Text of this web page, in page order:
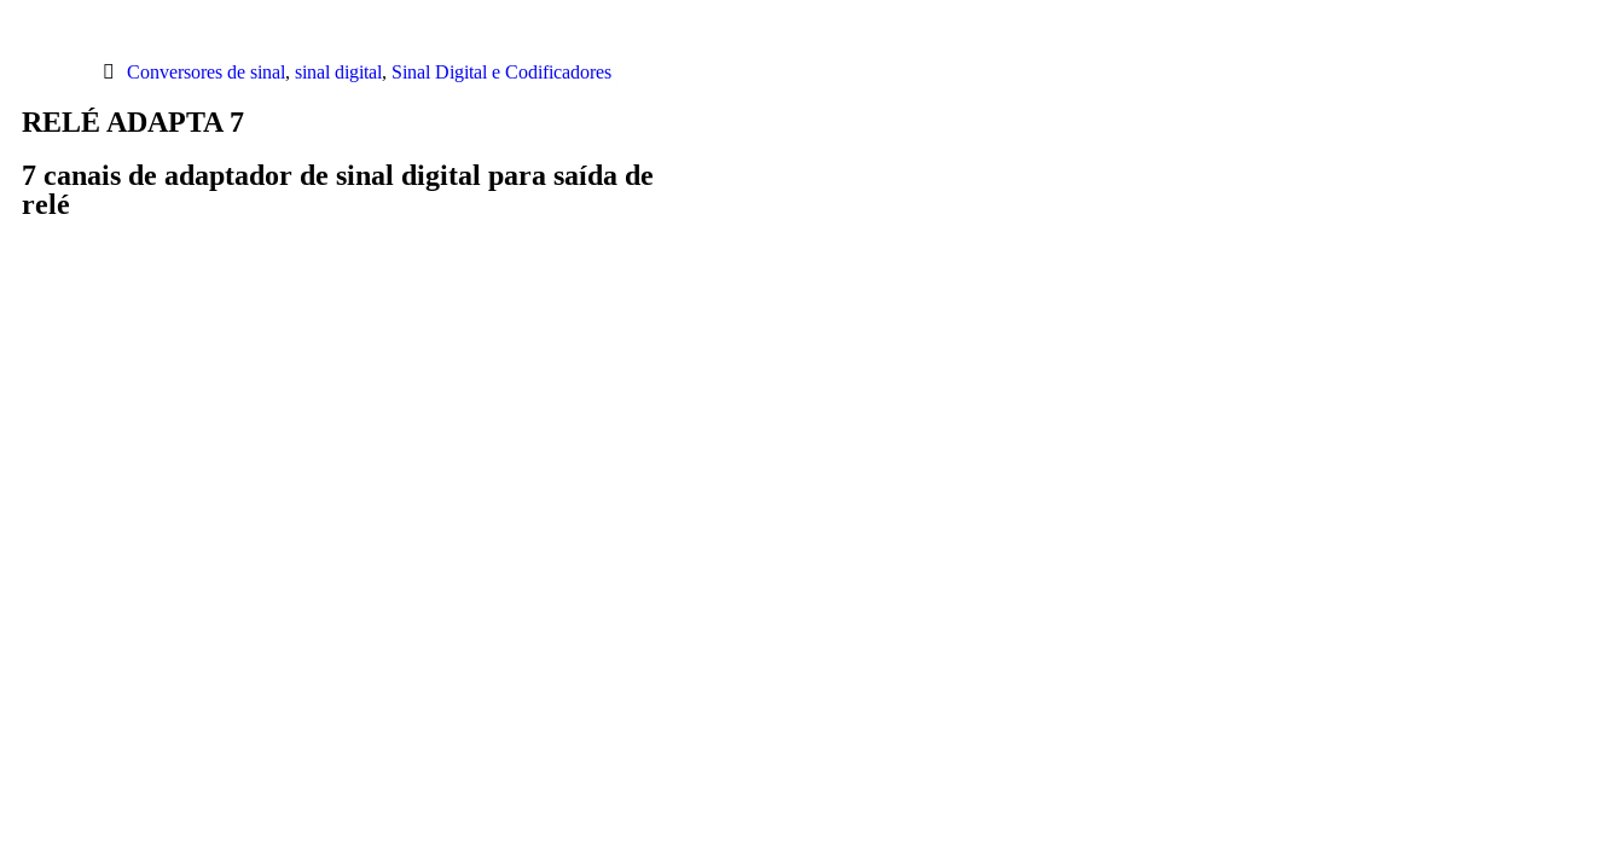
Conversores de sinal, sinal digital, Sinal Digital e Codificadores
RELÉ ADAPTA 7
7 canais de adaptador de sinal digital para saída de
relé